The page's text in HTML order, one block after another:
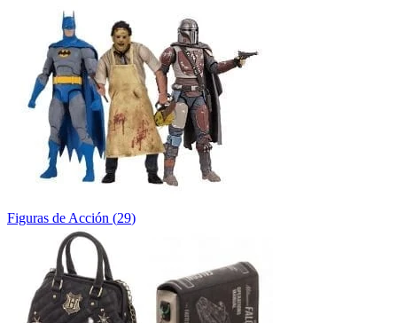
Figuras de Acción (29)